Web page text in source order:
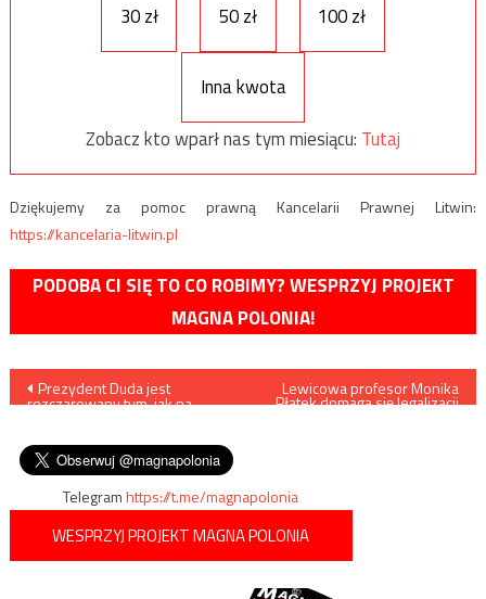
30 zł
50 zł 100 zł
Inna kwota
Zobacz kto wparł nas tym miesiącu: Tutaj
Dziękujemy za pomoc prawną Kancelarii Prawnej Litwin:
https://kancelaria-litwin.pl
PODOBA CI SIĘ TO CO ROBIMY? WESPRZYJ PROJEKT
MAGNA POLONIA!
Nawigacja
Prezydent Duda jest
rozczarowany tym, jak na
Lewicowa profesor Monika
Płatek domaga się legalizacji
Telegramhttps://t.me/magnapolonia
WESPRZYJ PROJEKT MAGNA POLONIA